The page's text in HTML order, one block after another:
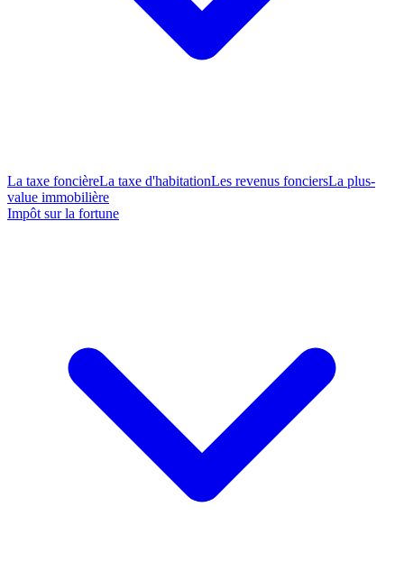
La taxe foncièreLa taxe d'habitationLes revenus fonciersLa plus-
value immobilière
Impôt sur la fortune